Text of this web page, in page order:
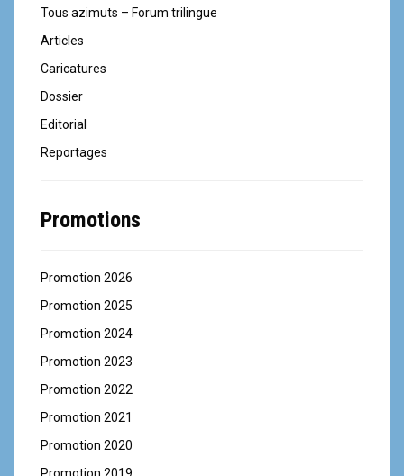
Tous azimuts – Forum trilingue
Articles
Caricatures
Dossier
Editorial
Reportages
Promotions
Promotion 2026
Promotion 2025
Promotion 2024
Promotion 2023
Promotion 2022
Promotion 2021
Promotion 2020